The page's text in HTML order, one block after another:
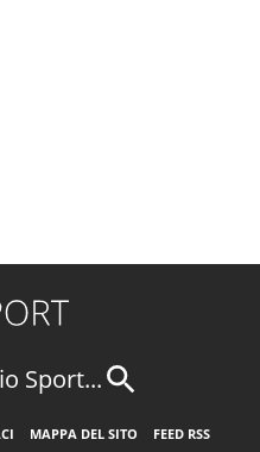
Sport...
MAPPA DEL SITO
FEED RSS